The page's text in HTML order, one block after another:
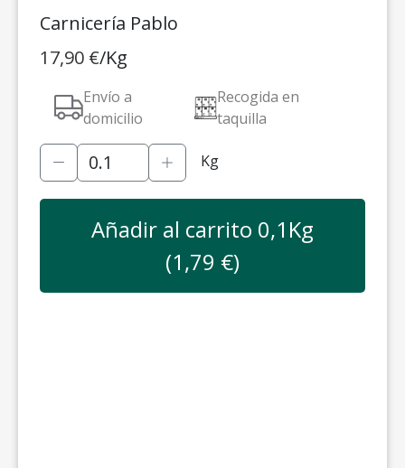
Carnicería Pablo
17,90 €/Kg
Envío a
domicilio
Recogida en
taquilla
Kg
Añadir al carrito 0,1 Kg
(1,79 €)